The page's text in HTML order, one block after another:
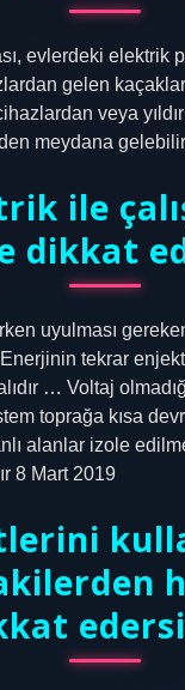
evlerdeki elektrik
gelen
veya
meydana
ile
dikkat
uyulması
tekrar
… Voltaj
toprağa kısa
alanlar izole
8 Mart 2019